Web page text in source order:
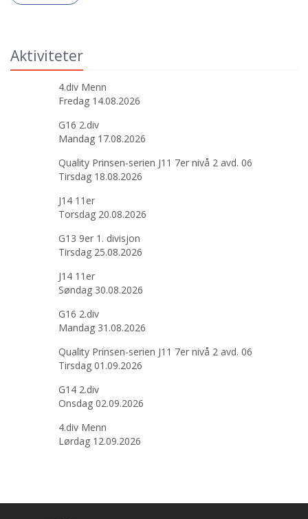
Aktiviteter
4.div Menn
Fredag 14.08.2026
G16 2.div
Mandag 17.08.2026
Quality Prinsen-serien J11 7er nivå 2 avd. 06
Tirsdag 18.08.2026
J14 11er
Torsdag 20.08.2026
G13 9er 1. divisjon
Tirsdag 25.08.2026
J14 11er
Søndag 30.08.2026
G16 2.div
Mandag 31.08.2026
Quality Prinsen-serien J11 7er nivå 2 avd. 06
Tirsdag 01.09.2026
G14 2.div
Onsdag 02.09.2026
4.div Menn
Lørdag 12.09.2026